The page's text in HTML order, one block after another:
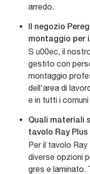
arredo.
Il negozio
montaggio per
S u00ec, il
gestito con
montaggio
dell'area di
e in tutti i
Quali materiali
tavolo Ray Plus
Per il tavolo Ray
diverse opzioni
gres e laminato.